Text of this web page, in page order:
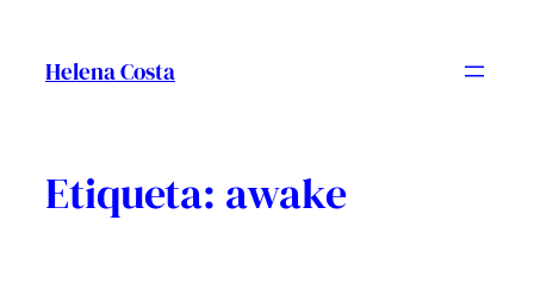
contingut
Helena Costa
Etiqueta: awake